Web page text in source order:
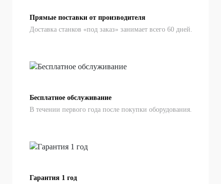
Прямые поставки от производителя
Доставка станков «под заказ» занимает всего 60 дней.
Бесплатное обслуживание
В течении первого года после покупки оборудования.
Гарантия 1 год